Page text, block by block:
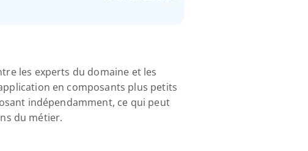
les experts du domaine et les
en composants plus petits
indépendamment, ce qui peut
du métier.